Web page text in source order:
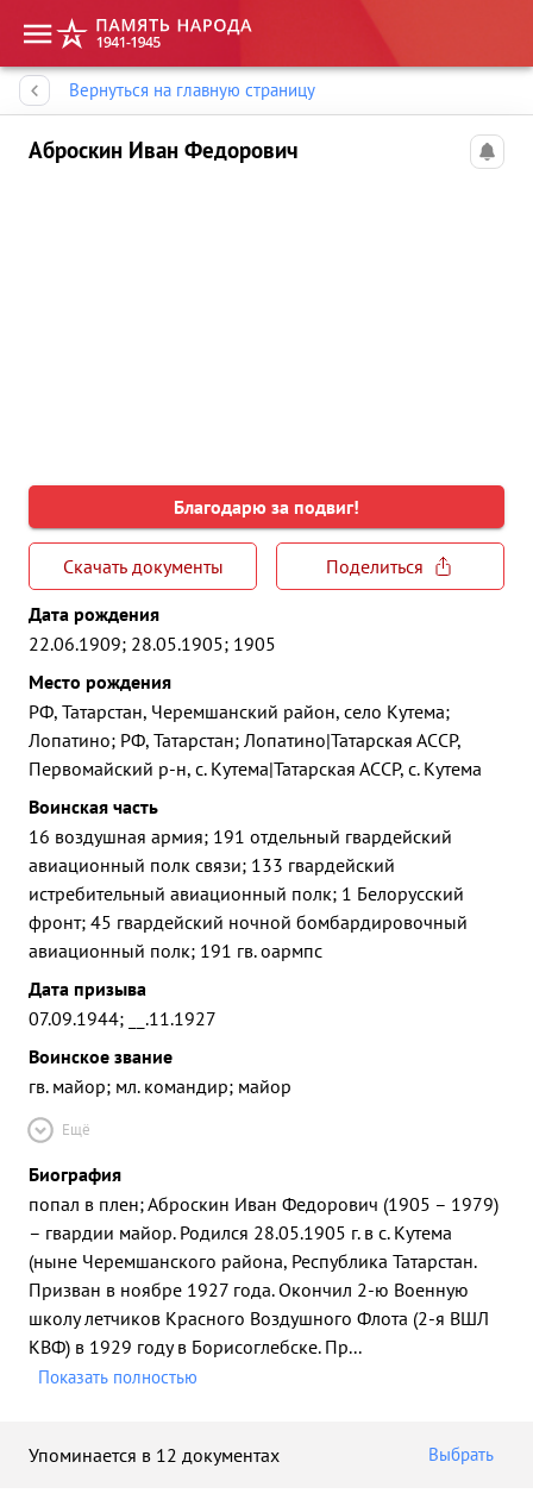
Вернуться на главную страницу
Аброскин Иван Федорович
Благодарю за подвиг!
Скачать документы
Поделиться
Дата рождения
22.06.1909; 28.05.1905; 1905
Место рождения
РФ, Татарстан, Черемшанский район, село Кутема;
Лопатино; РФ, Татарстан; Лопатино|Татарская АССР,
Первомайский р-н, с. Кутема|Татарская АССР, с. Кутема
Воинская часть
16 воздушная армия; 191 отдельный гвардейский
авиационный полк связи; 133 гвардейский
истребительный авиационный полк; 1 Белорусский
фронт; 45 гвардейский ночной бомбардировочный
авиационный полк; 191 гв. оармпс
Дата призыва
07.09.1944; __.11.1927
Воинское звание
гв. майор; мл. командир; майор
Ещё
Биография
попал в плен; Аброскин Иван Федорович (1905 – 1979)
– гвардии майор. Родился 28.05.1905 г. в с. Кутема
(ныне Черемшанского района, Республика Татарстан.
Призван в ноябре 1927 года. Окончил 2-ю Военную
школу летчиков Красного Воздушного Флота (2-я ВШЛ
КВФ) в 1929 году в Борисоглебске. Пр...
Показать полностью
Упоминается в 12 документах Выбрать
Память народа